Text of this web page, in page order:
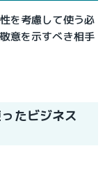
を考慮して使う必
意を示すべき相手
たビジネス